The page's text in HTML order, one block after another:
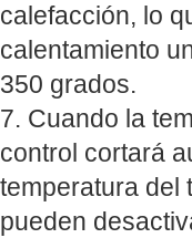
calefacción, lo
calentamiento
350 grados.
7. Cuando la
control cortará
temperatura del
pueden